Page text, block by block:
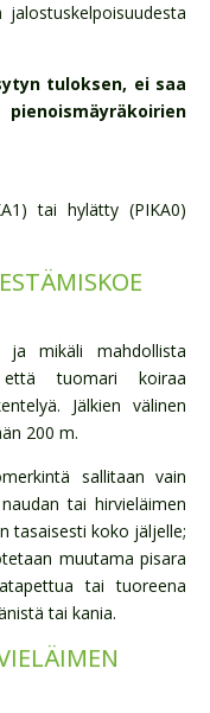
tuloksen, ei saa
tai hylätty (PIKA0)
ja mikäli mahdollista
että tuomari koiraa
Jälkien välinen
200 m.
sallitaan vain
tai hirvieläimen
tasaisesti koko jäljelle;
muutama pisara
tai tuoreena
tai kania.